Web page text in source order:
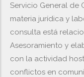
Servicio General de
materia jurídica y
consulta está
Asesoramiento y
con la actividad
conflictos en